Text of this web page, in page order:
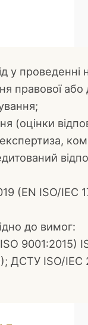
у проведенні
правової або
(оцінки
(EN ISO/IEC
до вимог:
9001:2015)
ДСТУ ISO/IEC